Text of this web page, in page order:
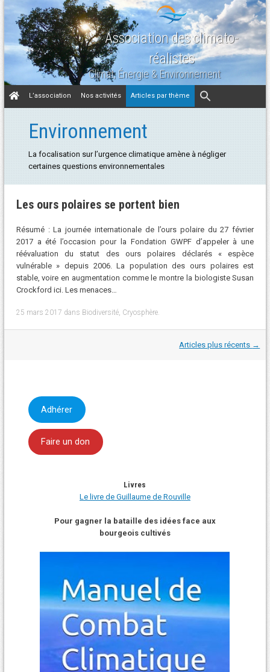
Association des climato-
réalistes
Climat, Énergie & Environnement
Aller
au
L’association Nos activités Articles par thème
Environnement
La focalisation sur l’urgence climatique amène à négliger
certaines questions environnementales
Les ours polaires se portent bien
Résumé : La journée internationale de l’ours polaire du 27 février
2017 a été l’occasion pour la Fondation GWPF d’appeler à une
réévaluation du statut des ours polaires déclarés « espèce
vulnérable » depuis 2006. La population des ours polaires est
stable, voire en augmentation comme le montre la biologiste Susan
Crockford ici. Les menaces…
25 mars 2017 dans Biodiversité, Cryosphère.
Articles plus récents →
Adhérer
Faire un don
Livres
Le livre de Guillaume de Rouville
Pour gagner la bataille des idées face aux
bourgeois cultivés